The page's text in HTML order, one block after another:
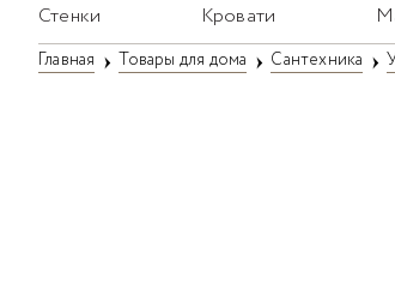
Стенки Кровати
Главная Товары для дома Сантехника